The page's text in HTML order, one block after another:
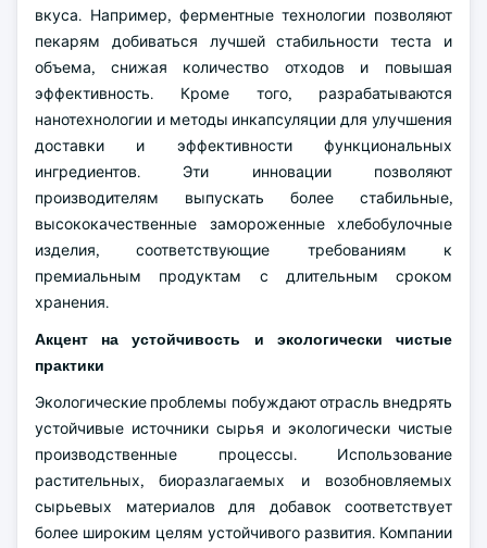
вкуса. Например, ферментные технологии позволяют
пекарям добиваться лучшей стабильности теста и
объема, снижая количество отходов и повышая
эффективность. Кроме того, разрабатываются
нанотехнологии и методы инкапсуляции для улучшения
доставки и эффективности функциональных
ингредиентов. Эти инновации позволяют
производителям выпускать более стабильные,
высококачественные замороженные хлебобулочные
изделия, соответствующие требованиям к
премиальным продуктам с длительным сроком
хранения.
Акцент на устойчивость и экологически чистые
практики
Экологические проблемы побуждают отрасль внедрять
устойчивые источники сырья и экологически чистые
производственные процессы. Использование
растительных, биоразлагаемых и возобновляемых
сырьевых материалов для добавок соответствует
более широким целям устойчивого развития. Компании